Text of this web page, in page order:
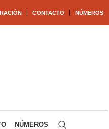
CONTACTO NÚMEROS
NÚMEROS